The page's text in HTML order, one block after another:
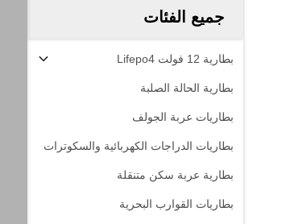
جميع الفئات
بطارية 12 فولت Lifepo4
بطارية الحالة الصلبة
بطاريات عربة الجولف
بطاريات الدراجات الكهربائية والسكوترات
بطارية عربة سكن متنقلة
بطاريات القوارب البحرية